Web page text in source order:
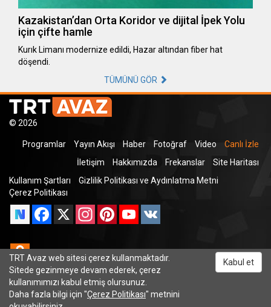
Kazakistan’dan Orta Koridor ve dijital İpek Yolu
için çifte hamle
Kurık Limanı modernize edildi, Hazar altından fiber hat
döşendi.
TÜMÜNÜ GÖR
© 2026
Programlar Yayın Akışı Haber Fotoğraf Video
Canlı İzle
İletişim
Hakkımızda Frekanslar
Site Haritası
Kullanım Şartları
Gizlilik Politikası ve Aydınlatma Metni
Çerez Politikası
Facebook
X InstagramPinterestYouTube
Odnoklassniki
TRT Avaz web sitesi çerez kullanmaktadır.
Sitede gezinmeye devam ederek, çerez
kullanımımızı kabul etmiş olursunuz.
Daha fazla bilgi için "Çerez Politikası" metnini
Kabul et